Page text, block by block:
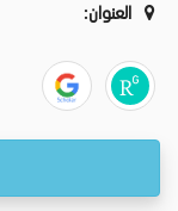
العنوان: